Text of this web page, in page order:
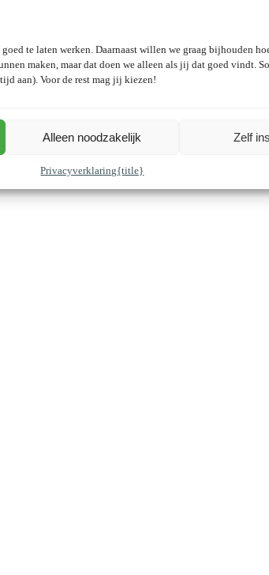
te laten werken. Daarnaast willen we graag bijhouden
maken, maar dat doen we alleen als jij dat goed vindt.
aan). Voor de rest mag jij kiezen!
Alleen noodzakelijk Zelf
Privacyverklaring{title}